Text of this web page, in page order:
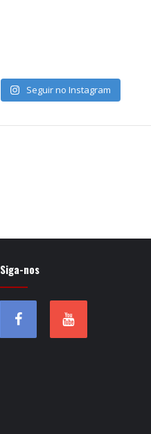
Seguir no Instagram
Siga-nos